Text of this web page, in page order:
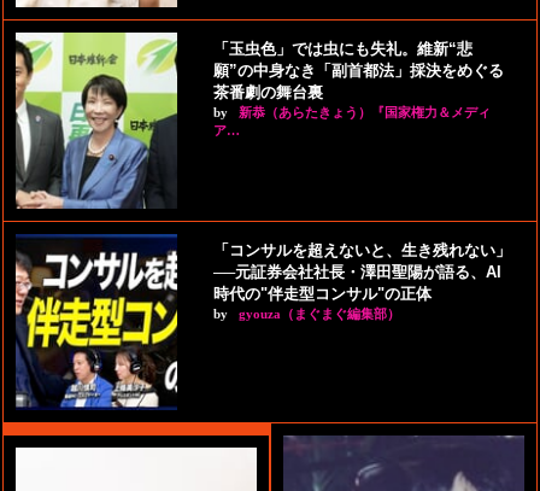
「玉虫色」では虫にも失礼。維新“悲
願”の中身なき「副首都法」採決をめぐる
茶番劇の舞台裏
by
新恭（あらたきょう）『国家権力＆メディ
ア…
「コンサルを超えないと、生き残れない」
──元証券会社社長・澤田聖陽が語る、AI
時代の"伴走型コンサル"の正体
by gyouza（まぐまぐ編集部）